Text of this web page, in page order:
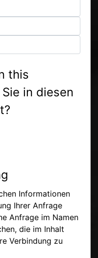
this
in diesen
Informationen
Ihrer Anfrage
Anfrage im Namen
die im Inhalt
Verbindung zu